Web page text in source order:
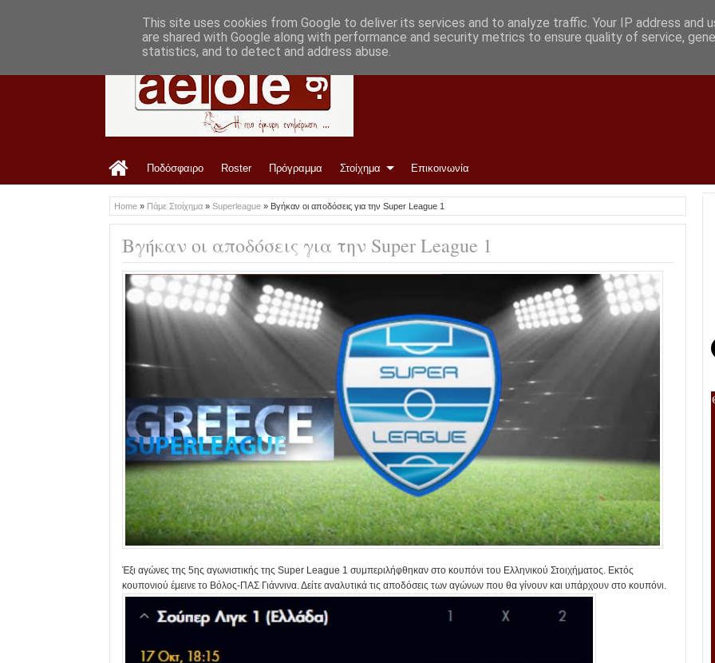
Ποδόσφαιρο Roster Πρόγραμμα Στοίχημα Επικοινωνία
Home » Πάμε Στοίχημα » Superleague » Βγήκαν οι αποδόσεις για την Super League 1
Βγήκαν οι αποδόσεις για την Super League 1
Έξι αγώνες της 5ης αγωνιστικής της Super League 1 συμπεριλήφθηκαν στο κουπόνι του Ελληνικού Στοιχήματος. Εκτός
κουπονιού έμεινε το Βόλος-ΠΑΣ Γιάννινα. Δείτε αναλυτικά τις αποδόσεις των αγώνων που θα γίνουν και υπάρχουν στο κουπόνι.
This site uses cookies from Google to deliver its services and to analyze traffic. Your IP address and
are shared with Google along with performance and security metrics to ensure quality of service,
statistics, and to detect and address abuse.